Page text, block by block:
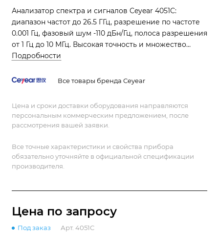
Анализатор спектра и сигналов Ceyear 4051C:
диапазон частот до 26.5 ГГц, разрешение по частоте
0.001 Гц, фазовый шум -110 дБн/Гц, полоса разрешения
от 1 Гц до 10 МГц. Высокая точность и множество
функций для анализа сигналов.
Подробности
Все товары бренда Ceyear
Цена и сроки доставки оборудования направляются
персональным коммерческим предложением, после
рассмотрения вашей заявки.
Все точные характеристики и свойства прибора
обязательно уточняйте в официальной спецификации
производителя.
Цена по запросу
Под заказ Арт. 4051C